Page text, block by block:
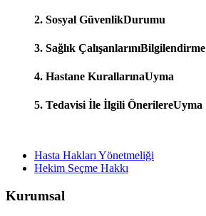
2. Sosyal GüvenlikDurumu
3. Sağlık ÇalışanlarınıBilgilendirme
4. Hastane KurallarınaUyma
5. Tedavisi İle İlgili ÖnerilereUyma
Hasta Hakları Yönetmeliği
Hekim Seçme Hakkı
Kurumsal